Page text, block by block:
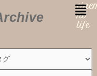
no
life